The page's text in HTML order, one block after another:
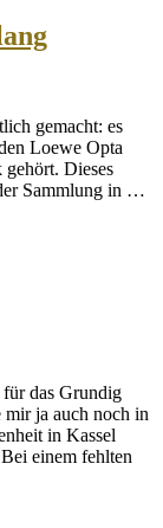
gemacht: es
Loewe Opta
gehört. Dieses
Sammlung in …
für das Grundig
ja auch noch in
in Kassel
einem fehlten